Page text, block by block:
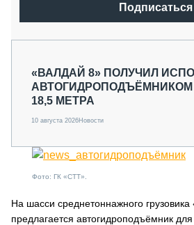
Подписаться
«ВАЛДАЙ 8» ПОЛУЧИЛ
18,5 МЕТРА
10 августа 2026Новости
Фото: ГК «СТТ».
На шасси среднетоннажного
предлагается автогидроподъёмник для